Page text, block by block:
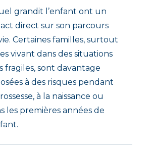
grandit l’enfant ont un
direct sur son parcours
Certaines familles, surtout
vivant dans des situations
fragiles, sont davantage
à des risques pendant
à la naissance ou
les premières années de